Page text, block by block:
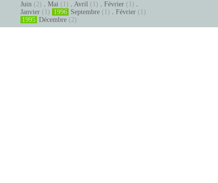
Juin (2) . Mai (1) . Avril (1) . Février (1) .
Janvier (1) 1996 Septembre (1) . Février (1)
1995 Décembre (2)